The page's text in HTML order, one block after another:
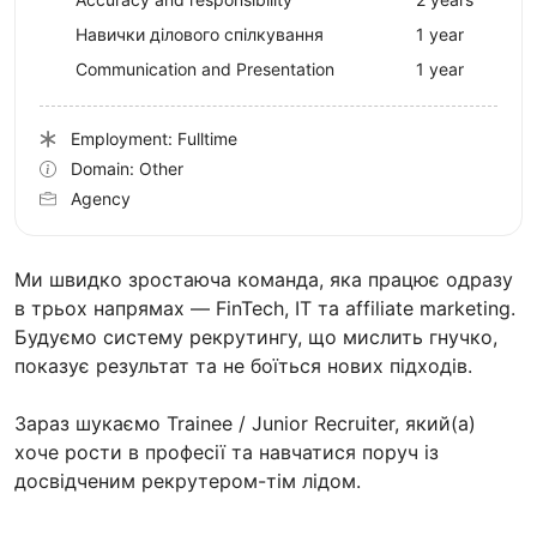
Ми швидко зростаюча команда, яка працює одразу
в трьох напрямах — FinTech, IT та affiliate marketing.
Будуємо систему рекрутингу, що мислить гнучко,
показує результат та не боїться нових підходів.
Зараз шукаємо Trainee / Junior Recruiter, який(а)
хоче рости в професії та навчатися поруч із
досвідченим рекрутером-тім лідом.
Навички ділового спілкування
1 year
Communication and Presentation
1 year
Employment: Fulltime
Domain: Other
Agency